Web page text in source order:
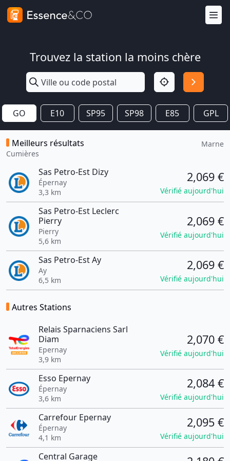
Trouvez la station la moins chère
GO E10 SP95 SP98 E85 GPL
Meilleurs résultats
Cumières
Marne
Sas Petro-Est Dizy
Épernay
3,3 km
2,069 €
Vérifié aujourd'hui
Sas Petro-Est Leclerc
Pierry
Pierry
5,6 km
2,069 €
Vérifié aujourd'hui
Sas Petro-Est Ay
Ay
6,5 km
2,069 €
Vérifié aujourd'hui
Autres Stations
Relais Sparnaciens Sarl
Diam
Epernay
3,9 km
2,070 €
Vérifié aujourd'hui
Esso Epernay
Épernay
3,6 km
2,084 €
Vérifié aujourd'hui
Carrefour Epernay
Épernay
4,1 km
2,095 €
Vérifié aujourd'hui
Central Garage